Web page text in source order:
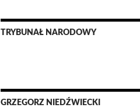
TRYBUNAŁ NARODOWY
GRZEGORZ NIEDŹWIECKI